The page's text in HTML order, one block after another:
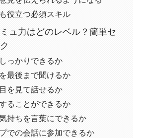
役立つ必須スキル
ュ力はどのレベル？簡単セ
っかりできるか
最後まで聞けるか
を見て話せるか
ることができるか
持ちを言葉にできるか
での会話に参加できるか